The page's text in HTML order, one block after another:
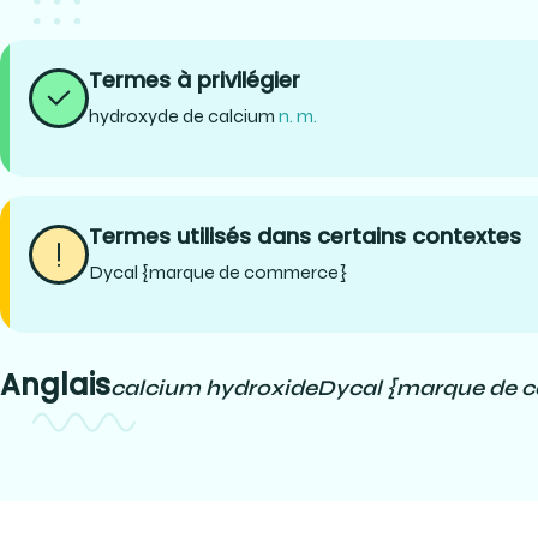
Termes à privilégier
hydroxyde de calcium n. m.
Termes utilisés dans certains contextes
Dycal {marque de commerce}
Anglaiscalcium hydroxideDycal {marque de